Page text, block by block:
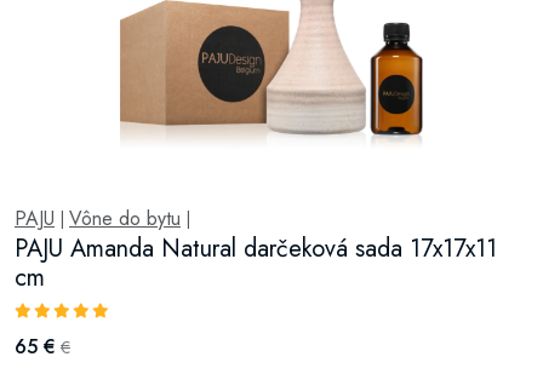
PAJU Vône do bytu
PAJU Amanda Natural darčeková sada 17x17x11
cm
65 € €